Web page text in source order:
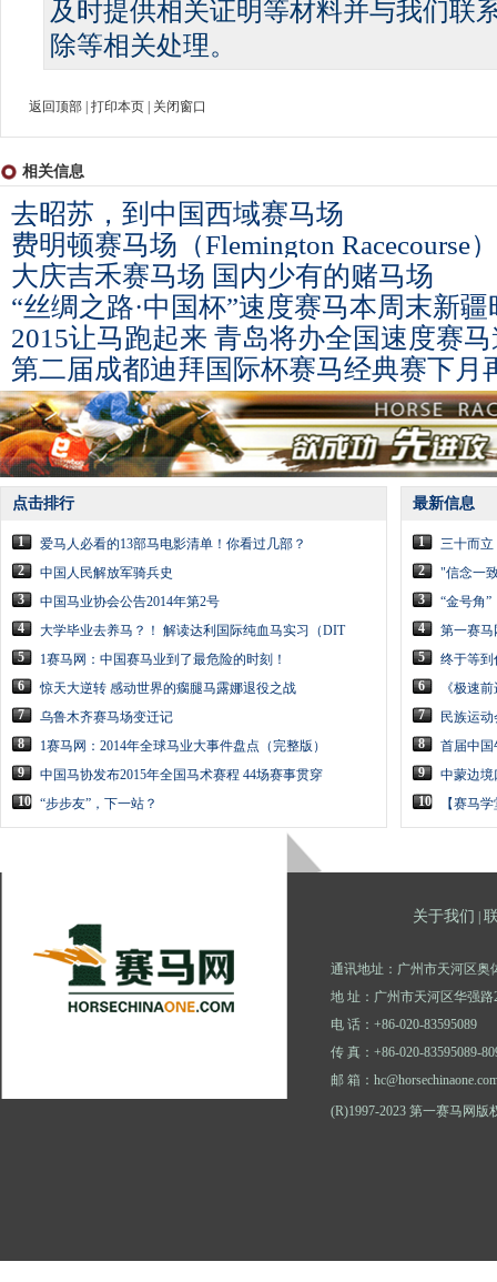
及时提供相关证明等材料并与我们联
除等相关处理。
返回顶部 打印本页 关闭窗口
相关信息
去昭苏，到中国西域赛马场
费明顿赛马场（Flemington Racecourse）
大庆吉禾赛马场 国内少有的赌马场
“丝绸之路·中国杯”速度赛马本周末新
2015让马跑起来 青岛将办全国速度赛
第二届成都迪拜国际杯赛马经典赛下月
点击排行
1
爱马人必看的13部马电影清单！你看过几部？
2
中国人民解放军骑兵史
3
中国马业协会公告2014年第2号
4
大学毕业去养马？！ 解读达利国际纯血马实习（DIT
5
1赛马网：中国赛马业到了最危险的时刻！
6
惊天大逆转 感动世界的瘸腿马露娜退役之战
7
乌鲁木齐赛马场变迁记
8
1赛马网：2014年全球马业大事件盘点（完整版）
9
中国马协发布2015年全国马术赛程 44场赛事贯穿
10 “步步友”，下一站？
最新信息
1
三十而立
2
"信念一
3
“金号角”
4
第一赛马
5
终于等到
6
《极速
7
民族运
8
首届中国
9
中蒙边境
10
【赛马
关于我们
通讯地址：广州市天河区奥
地 址：广州市天河区华强路
电 话：+86-020-83595089
传 真：+86-020-83595089-
邮 箱：
(R)1997-2023 第一赛马网版